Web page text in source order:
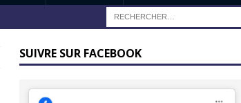
SUIVRE SUR FACEBOOK